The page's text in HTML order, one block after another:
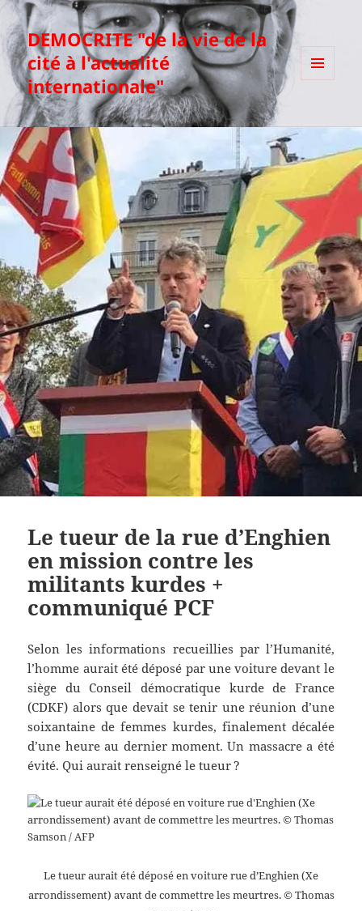
DEMOCRITE "de la vie de la
cité à l'actualité
internationale"
Le tueur de la rue d’Enghien
en mission contre les
militants kurdes +
communiqué PCF
Selon les informations recueillies par l’Humanité,
l’homme aurait été déposé par une voiture devant le
siège du Conseil démocratique kurde de France
(CDKF) alors que devait se tenir une réunion d’une
soixantaine de femmes kurdes, finalement décalée
d’une heure au dernier moment. Un massacre a été
évité. Qui aurait renseigné le tueur ?
Le tueur aurait été déposé en voiture rue d’Enghien (Xe
arrondissement) avant de commettre les meurtres. © Thomas